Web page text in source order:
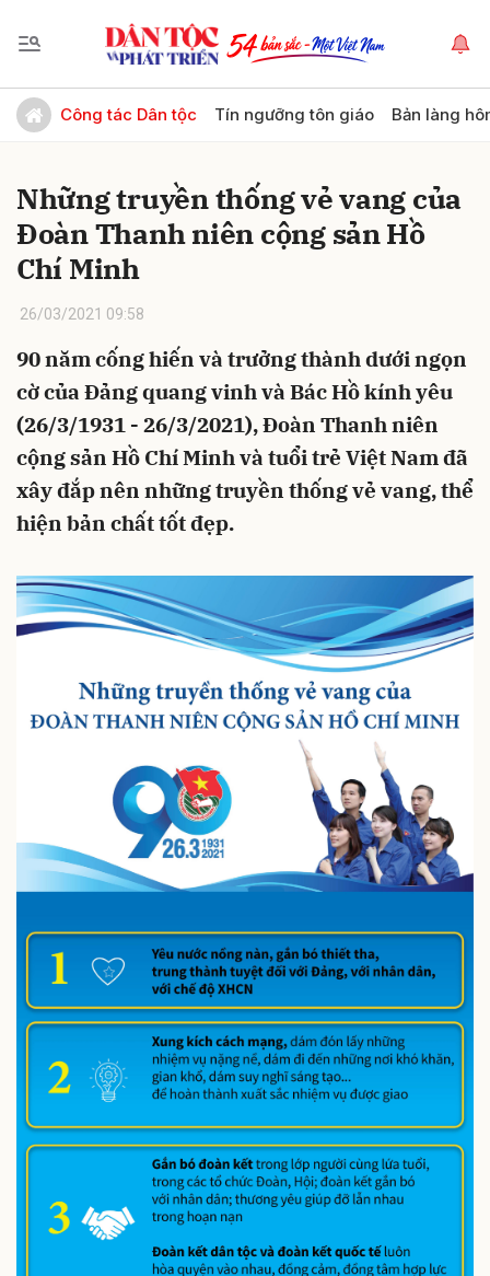
Công tác Dân tộc Tín ngưỡng tôn giáo Bản làng
Những truyền thống vẻ vang của
Đoàn Thanh niên cộng sản Hồ
Chí Minh
26/03/2021 09:58
90 năm cống hiến và trưởng thành dưới ngọn
cờ của Đảng quang vinh và Bác Hồ kính yêu
(26/3/1931 - 26/3/2021), Đoàn Thanh niên
cộng sản Hồ Chí Minh và tuổi trẻ Việt Nam đã
xây đắp nên những truyền thống vẻ vang, thể
hiện bản chất tốt đẹp.
Gửi bình luận